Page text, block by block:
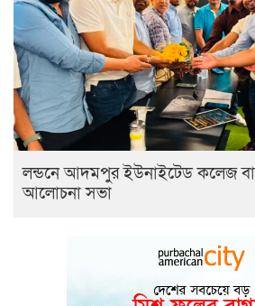
লন্ডনে আদমপুর ইউনাইটেড কলেজ
আলোচনা সভা